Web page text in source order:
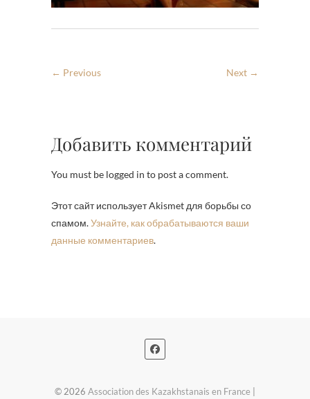
← Previous Next →
Добавить комментарий
You must be logged in to post a comment.
Этот сайт использует Akismet для борьбы со
спамом.Узнайте, как обрабатываются ваши
данные комментариев.
© 2026 Association des Kazakhstanais en France